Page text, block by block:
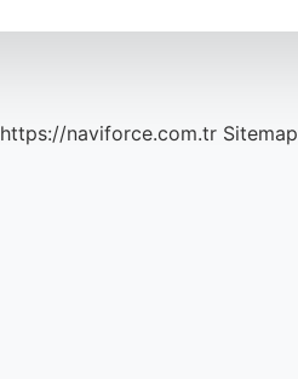
https://naviforce.com.tr Sitemap